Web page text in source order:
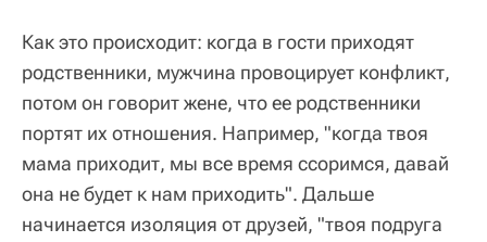
Как это происходит: когда в гости приходят
родственники, мужчина провоцирует конфликт,
потом он говорит жене, что ее родственники
портят их отношения. Например, "когда твоя
мама приходит, мы все время ссоримся, давай
она не будет к нам приходить". Дальше
начинается изоляция от друзей, "твоя подруга